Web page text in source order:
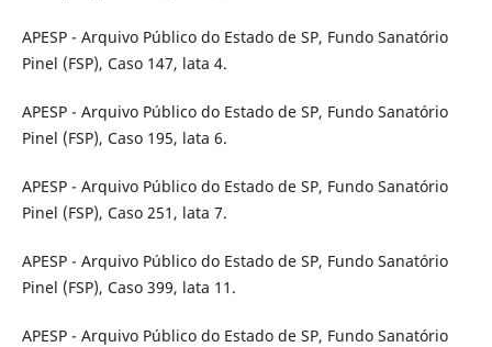
APESP - Arquivo Público do Estado de SP, Fundo Sanatório
Pinel (FSP), Caso 147, lata 4.
APESP - Arquivo Público do Estado de SP, Fundo Sanatório
Pinel (FSP), Caso 195, lata 6.
APESP - Arquivo Público do Estado de SP, Fundo Sanatório
Pinel (FSP), Caso 251, lata 7.
APESP - Arquivo Público do Estado de SP, Fundo Sanatório
Pinel (FSP), Caso 399, lata 11.
APESP - Arquivo Público do Estado de SP, Fundo Sanatório